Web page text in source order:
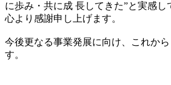
に歩み・共に成 長してきた”と実感し
心より感謝申し上げます。
今後更なる事業発展に向け、これか
す。